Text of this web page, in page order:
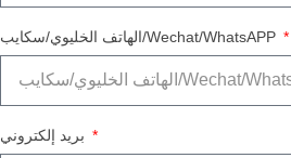
الهاتف الخليوي/سكايب/Wechat/WhatsAPP